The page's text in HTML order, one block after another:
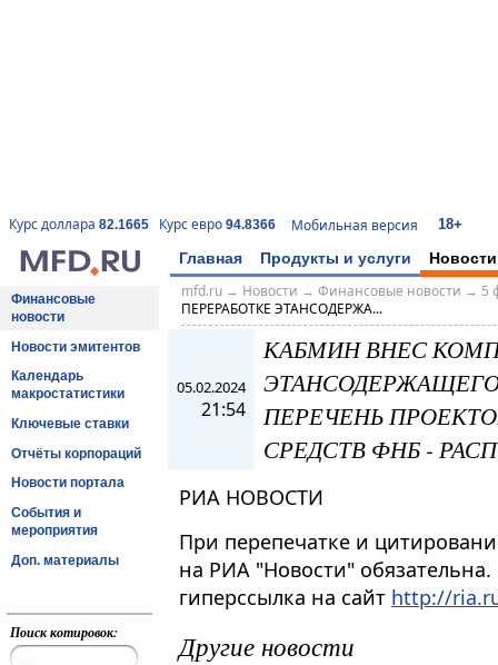
Курс доллара 82.1665 Курс евро 94.8366 Мобильная версия 18+
Главная Продукты и услуги Новости
Финансовые
новости
Новости эмитентов
Календарь
макростатистики
Ключевые ставки
Отчёты корпораций
Новости портала
События и
мероприятия
Доп. материалы
Поиск котировок:
mfd.ru→ Новости → Финансовые новости → 5
ПЕРЕРАБОТКЕ ЭТАНСОДЕРЖА...
05.02.2024
21:54
КАБМИН ВНЕС
ЭТАНСОДЕРЖАЩЕГО
ПЕРЕЧЕНЬ
СРЕДСТВ ФНБ -
РИА НОВОСТИ
При перепечатке и
на РИА "Новости"
гиперссылка на сайт http://
Другие новости